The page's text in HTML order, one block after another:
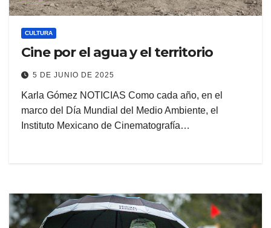
CULTURA
Cine por el agua y el territorio
5 DE JUNIO DE 2025
Karla Gómez NOTICIAS Como cada año, en el
marco del Día Mundial del Medio Ambiente, el
Instituto Mexicano de Cinematografía…